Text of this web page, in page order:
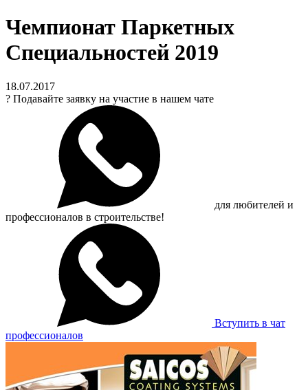
Чемпионат Паркетных
Специальностей 2019
18.07.2017
? Подавайте заявку на участие в нашем чате
для любителей и
профессионалов в строительстве!
Вступить в чат
профессионалов